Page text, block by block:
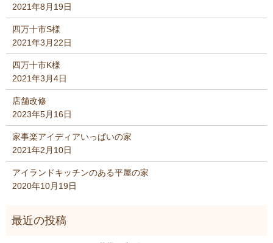
2021年8月19日
四万十市S様
2021年3月22日
四万十市K様
2021年3月4日
店舗改修
2023年5月16日
家事楽アイディアいっぱいの家
2021年2月10日
アイランドキッチンのある平屋の家
2020年10月19日